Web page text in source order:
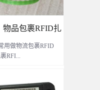
物品包裹RFID扎
电子标签
用做物流包裹RFID
RFI...